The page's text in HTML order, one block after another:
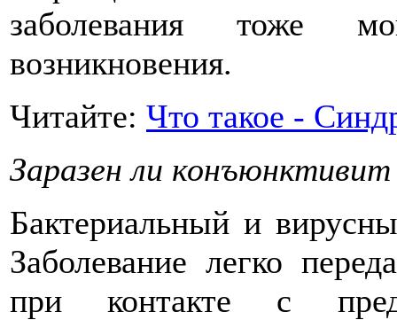
заболевания тоже
возникновения.
Читайте: Что такое -
Заразен ли конъюнктивит
Бактериальный и
Заболевание легко
при контакте с